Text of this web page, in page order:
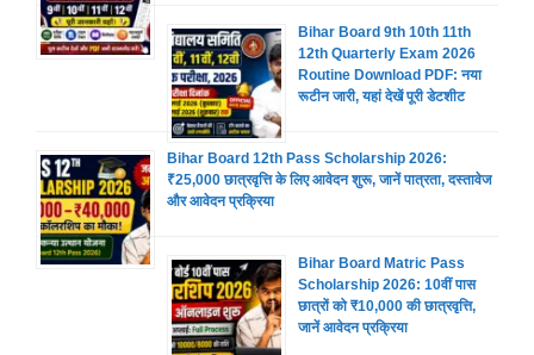
Bihar Board 9th 10th 11th
12th Quarterly Exam 2026
Routine Download PDF: नया
रूटीन जारी, यहां देखें पूरी डेटशीट
Bihar Board 12th Pass Scholarship 2026:
₹25,000 छात्रवृत्ति के लिए आवेदन शुरू, जानें पात्रता, दस्तावेज
और आवेदन प्रक्रिया
Bihar Board Matric Pass
Scholarship 2026: 10वीं पास
छात्रों को ₹10,000 की छात्रवृत्ति,
जानें आवेदन प्रक्रिया